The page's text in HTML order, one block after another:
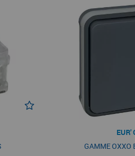
EUR'
GAMME OXXO